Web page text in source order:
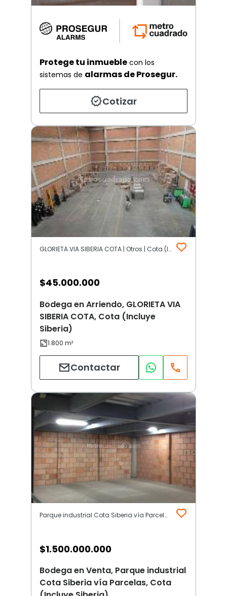
Protege tu inmueble con los
sistemas de alarmas de Prosegur.
Cotizar
GLORIETA VIA SIBERIA COTA | Otros | Cota (Incluye Siberia)
$45.000.000
Bodega en Arriendo, GLORIETA VIA
SIBERIA COTA, Cota (Incluye
Siberia)
Contactar
Parque industrial Cota Siberia vía Parcelas | Otros | Cota (Incluye Siberia)
$1.500.000.000
Bodega en Venta, Parque industrial
Cota Siberia vía Parcelas, Cota